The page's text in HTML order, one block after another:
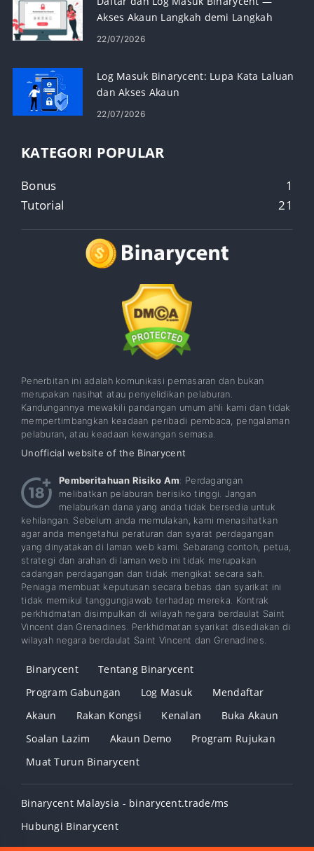
Akses Akaun Langkah demi Langkah
22/07/2026
Log Masuk Binarycent: Lupa Kata Laluan
dan Akses Akaun
22/07/2026
KATEGORI POPULAR
Bonus
1
Tutorial
21
Penerbitan ini adalah komunikasi pemasaran dan bukan
merupakan nasihat atau penyelidikan pelaburan.
Kandungannya mewakili pandangan umum ahli kami dan tidak
mempertimbangkan keadaan peribadi pembaca, pengalaman
pelaburan, atau keadaan kewangan semasa.
Unofficial website of the Binarycent
Pemberitahuan Risiko Am: Perdagangan
melibatkan pelaburan berisiko tinggi. Jangan
melaburkan dana yang anda tidak bersedia untuk
kehilangan. Sebelum anda memulakan, kami menasihatkan
agar anda mengetahui peraturan dan syarat perdagangan
yang dinyatakan di laman web kami. Sebarang contoh, petua,
strategi dan arahan di laman web ini tidak merupakan
cadangan perdagangan dan tidak mengikat secara sah.
Peniaga membuat keputusan secara bebas dan syarikat ini
tidak memikul tanggungjawab terhadap mereka. Kontrak
perkhidmatan disimpulkan di wilayah negara berdaulat Saint
Vincent dan Grenadines. Perkhidmatan syarikat disediakan di
wilayah negara berdaulat Saint Vincent dan Grenadines.
Binarycent
Tentang Binarycent
Program Gabungan
Log Masuk
Mendaftar
Akaun
Rakan Kongsi Kenalan
Buka Akaun
Soalan Lazim
Akaun Demo
Program Rujukan
Muat Turun Binarycent
Binarycent Malaysia - binarycent.trade/ms
Hubungi Binarycent